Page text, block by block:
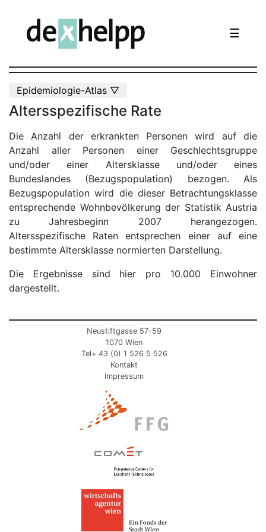
☰
Epidemiologie-Atlas ▽
Altersspezifische Rate
Die Anzahl der erkrankten Personen wird auf die
Anzahl aller Personen einer Geschlechtsgruppe
und/oder einer Altersklasse und/oder eines
Bundeslandes (Bezugspopulation) bezogen. Als
Bezugspopulation wird die dieser Betrachtungsklasse
entsprechende Wohnbevölkerung der Statistik Austria
zu Jahresbeginn 2007 herangezogen.
Altersspezifische Raten entsprechen einer auf eine
bestimmte Altersklasse normierten Darstellung.
Die Ergebnisse sind hier pro 10.000 Einwohner
dargestellt.
Neustiftgasse 57-59
1070 Wien
Tel+ 43 (0) 1 526 5 526
Kontakt
Impressum